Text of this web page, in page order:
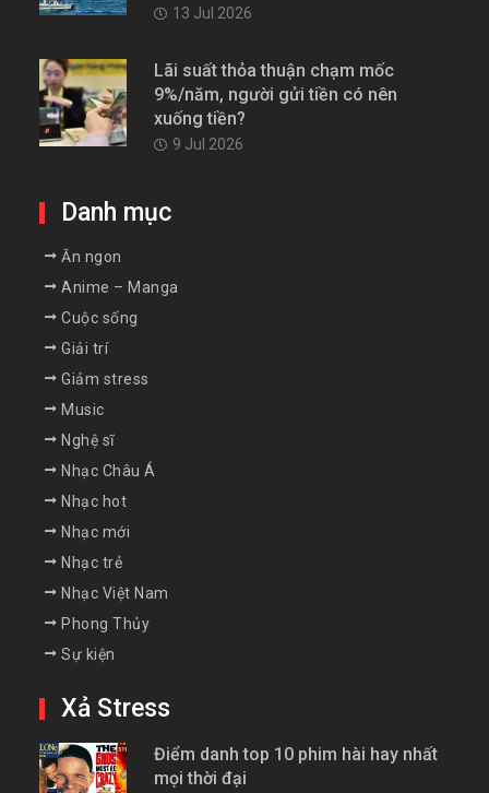
13 Jul 2026
Lãi suất thỏa thuận chạm mốc
9%/năm, người gửi tiền có nên
xuống tiền?
9 Jul 2026
Danh mục
Ăn ngon
Anime – Manga
Cuộc sống
Giải trí
Giảm stress
Music
Nghệ sĩ
Nhạc Châu Á
Nhạc hot
Nhạc mới
Nhạc trẻ
Nhạc Việt Nam
Phong Thủy
Sự kiện
Xả Stress
Điểm danh top 10 phim hài hay nhất
mọi thời đại